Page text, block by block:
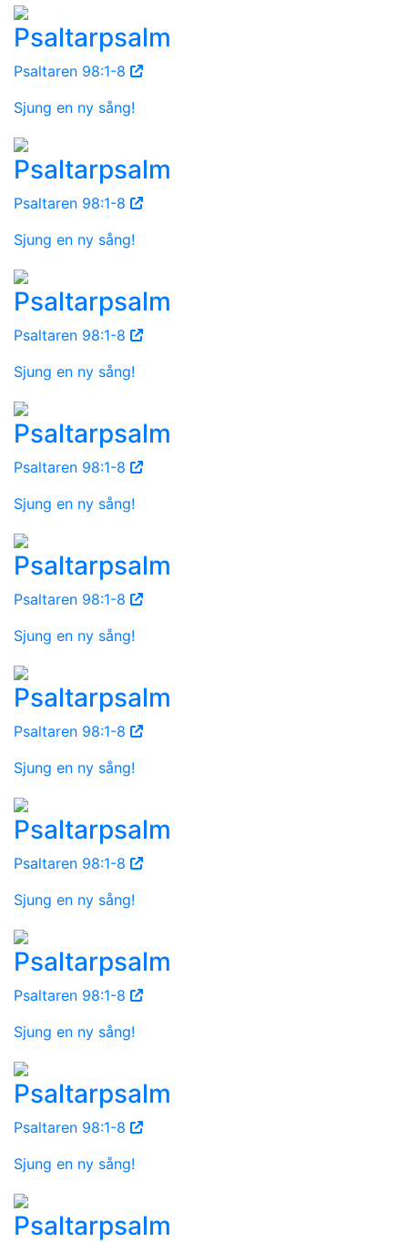
Psaltarpsalm
Psaltaren 98:1-8
Sjung en ny sång!
Psaltarpsalm
Psaltaren 98:1-8
Sjung en ny sång!
Psaltarpsalm
Psaltaren 98:1-8
Sjung en ny sång!
Psaltarpsalm
Psaltaren 98:1-8
Sjung en ny sång!
Psaltarpsalm
Psaltaren 98:1-8
Sjung en ny sång!
Psaltarpsalm
Psaltaren 98:1-8
Sjung en ny sång!
Psaltarpsalm
Psaltaren 98:1-8
Sjung en ny sång!
Psaltarpsalm
Psaltaren 98:1-8
Sjung en ny sång!
Psaltarpsalm
Psaltaren 98:1-8
Sjung en ny sång!
Psaltarpsalm